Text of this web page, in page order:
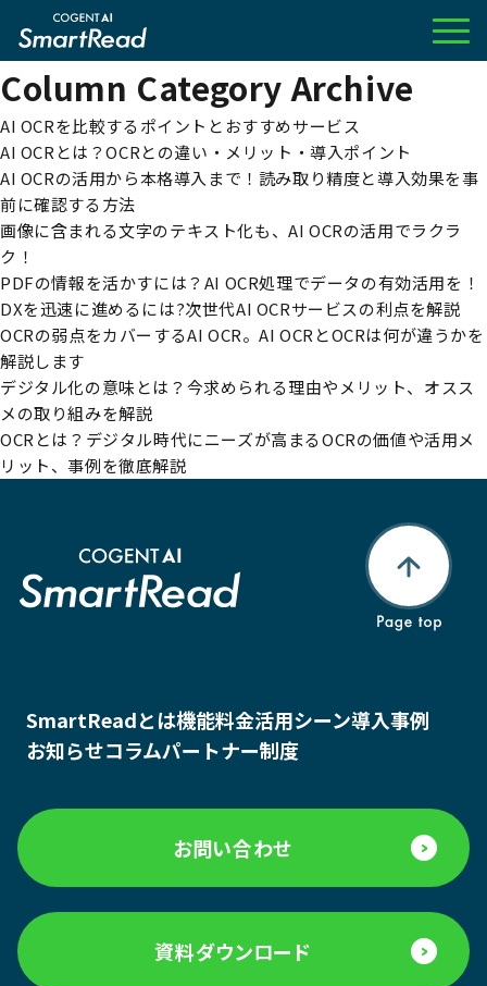
Column Category Archive
AI OCRを比較するポイントとおすすめサービス
AI OCRとは？OCRとの違い・メリット・導入ポイント
AI OCRの活用から本格導入まで！読み取り精度と導入効果を事
前に確認する方法
画像に含まれる文字のテキスト化も、AI OCRの活用でラクラ
ク！
PDFの情報を活かすには？AI OCR処理でデータの有効活用を！
DXを迅速に進めるには?次世代AI OCRサービスの利点を解説
OCRの弱点をカバーするAI OCR。AI OCRとOCRは何が違うかを
解説します
デジタル化の意味とは？今求められる理由やメリット、オスス
メの取り組みを解説
OCRとは？デジタル時代にニーズが高まるOCRの価値や活用メ
リット、事例を徹底解説
SmartReadとは機能料金活用シーン導入事例
お知らせコラムパートナー制度
お問い合わせ
資料ダウンロード